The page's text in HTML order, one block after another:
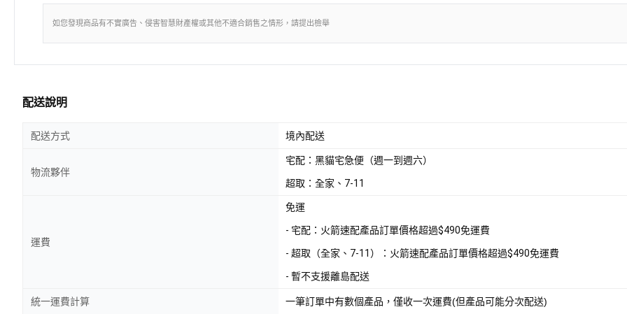
如您發現商品有不實廣告、侵害智慧財產權或其他不適合銷售之情形，請提出檢舉
配送說明
配送方式 境內配送
物流夥伴
宅配：黑貓宅急便（週一到週六）
超取：全家、7-11
運費
免運
- 宅配：火箭速配產品訂單價格超過$490免運費
- 超取（全家、7-11）：火箭速配產品訂單價格超過$490免運費
- 暫不支援離島配送
統一運費計算 一筆訂單中有數個產品，僅收一次運費(但產品可能分次配送)